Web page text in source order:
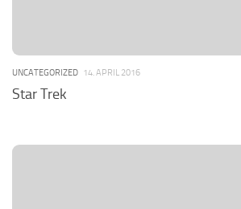
UNCATEGORIZED 14. APRIL 2016
Star Trek